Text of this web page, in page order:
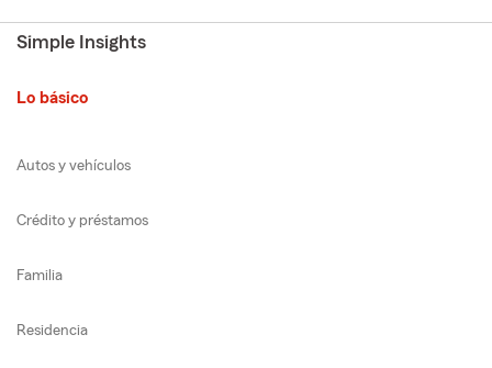
Simple Insights
Lo básico
Autos y vehículos
Crédito y préstamos
Familia
Residencia